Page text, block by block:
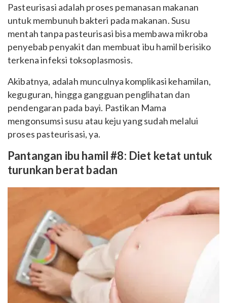
Pasteurisasi adalah proses pemanasan makanan
untuk membunuh bakteri pada makanan. Susu
mentah tanpa pasteurisasi bisa membawa mikroba
penyebab penyakit dan membuat ibu hamil berisiko
terkena infeksi toksoplasmosis.
Akibatnya, adalah munculnya komplikasi kehamilan,
keguguran, hingga gangguan penglihatan dan
pendengaran pada bayi. Pastikan Mama
mengonsumsi susu atau keju yang sudah melalui
proses pasteurisasi, ya.
Pantangan ibu hamil #8: Diet ketat untuk
turunkan berat badan